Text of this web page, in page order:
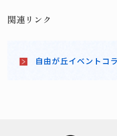
関連リンク
自由が丘イベントコ